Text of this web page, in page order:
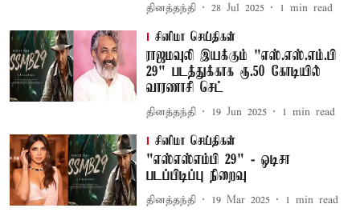
தினத்தந்தி 28 Jul 2025 1 min read
சினிமா செய்திகள்
ராஜமவுலி இயக்கும் "எஸ்.எஸ்.எம்.பி
29" படத்துக்காக ரூ.50 கோடியில்
வாரணாசி செட்
தினத்தந்தி 19 Jun 2025 1 min read
சினிமா செய்திகள்
"எஸ்எஸ்எம்பி 29" - ஒடிசா
படப்பிடிப்பு நிறைவு
தினத்தந்தி 19 Mar 2025 1 min read